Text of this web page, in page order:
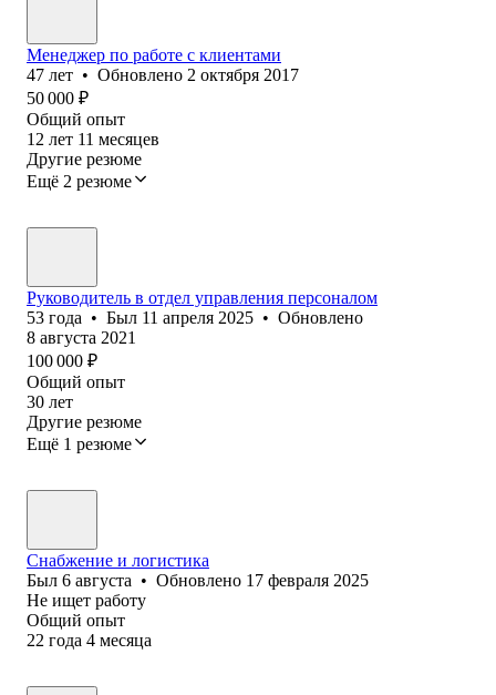
Менеджер по работе с клиентами
47 лет • Обновлено 2 октября 2017
50 000 ₽
Общий опыт
12 лет 11 месяцев
Другие резюме
Ещё 2 резюме
Руководитель в отдел управления персоналом
53 года • Был 11 апреля 2025 • Обновлено
8 августа 2021
100 000 ₽
Общий опыт
30 лет
Другие резюме
Ещё 1 резюме
Снабжение и логистика
Был 6 августа • Обновлено 17 февраля 2025
Не ищет работу
Общий опыт
22 года 4 месяца